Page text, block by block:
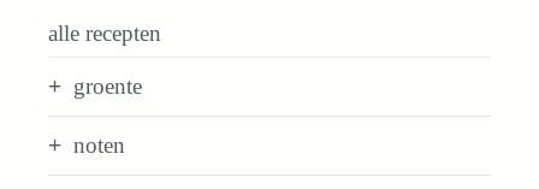
alle recepten
groente
noten